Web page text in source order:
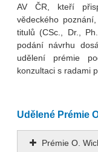
AV ČR, kteří
vědeckého
titulů (CSc., Dr.,
podání návrhu
udělení prémie
konzultaci s radami
Udělené Prémie
Prémie O.